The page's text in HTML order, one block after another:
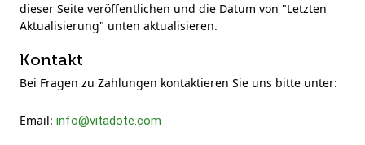
dieser Seite veröffentlichen und die Datum von "Letzten
Aktualisierung" unten aktualisieren.
Kontakt
Bei Fragen zu Zahlungen kontaktieren Sie uns bitte unter:
Email: info@vitadote.com